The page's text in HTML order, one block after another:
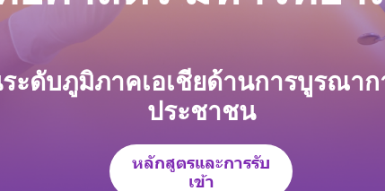
ระดับภูมิภาคเอเชียด้านการบูรณาก
ประชาชน
หลักสูตรและการรับ
เข้า